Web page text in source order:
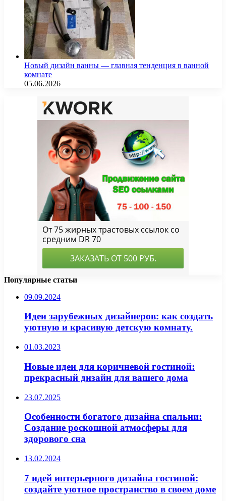
Новый дизайн ванны — главная тенденция в ванной
комнате
05.06.2026
Популярные статьи
09.09.2024
Идеи зарубежных дизайнеров: как создать
уютную и красивую детскую комнату.
01.03.2023
Новые идеи для коричневой гостиной:
прекрасный дизайн для вашего дома
23.07.2025
Особенности богатого дизайна спальни:
Создание роскошной атмосферы для
здорового сна
13.02.2024
7 идей интерьерного дизайна гостиной:
создайте уютное пространство в своем доме